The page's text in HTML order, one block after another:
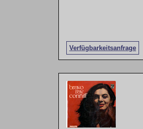
Verfügbarkeitsanfrage